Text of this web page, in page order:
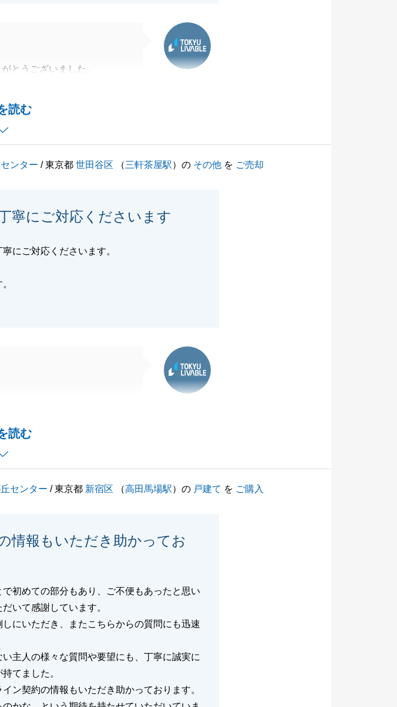
読む
とうございました。
だけたおかげで、最後まで
ンター / 東京都世田谷区 （三軒茶屋駅）の その他 を ご売却
寧にご対応くださいます
にご対応くださいます。
読む
ってまいります。
センター / 東京都 新宿区 （高田馬場駅）の 戸建て を ご購入
情報もいただき助かってお
初めての部分もあり、ご不便もあったと思い
いて感謝しています。
にいただき、またこちらからの質問にも迅速
主人の様々な質問や要望にも、丁寧に誠実に
てました。
ン契約の情報もいただき助かっております。